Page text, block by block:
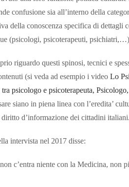
confusione sia all’interno della
della conoscenza specifica di dettagli
(psicologi, psicoterapeuti,
riguardo questi spinosi, tecnici e
(si veda ad esempio i video Lo
psicologo e psicoterapeuta,
siano in piena linea con l’eredita’
d’informazione dei cittadini italiani.
intervista nel 2017 disse:
c’entra niente con la Medicina, non